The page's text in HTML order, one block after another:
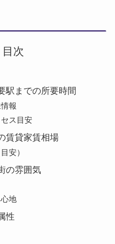
目次
駅までの所要時間
報
ス目安
賃貸家賃相場
安）
の雰囲気
地
性